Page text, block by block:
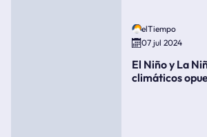
elTiempo
07 jul 2024
El Niño y La
climáticos